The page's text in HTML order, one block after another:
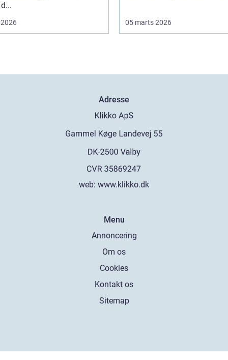
05 marts 2026
Adresse
web: www.klikko.dk
Menu
Annoncering
Om os
Cookies
Kontakt os
Sitemap